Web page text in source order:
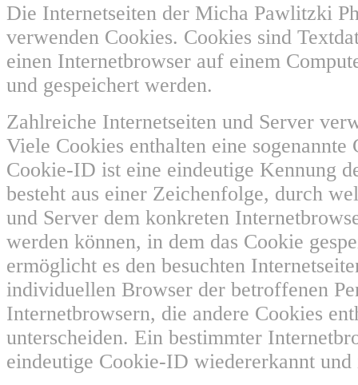
Die Internetseiten der Micha Pawlitzki
verwenden Cookies. Cookies sind
einen Internetbrowser auf einem
und gespeichert werden.
Zahlreiche Internetseiten und Server
Viele Cookies enthalten eine
Cookie-ID ist eine eindeutige Kennung
besteht aus einer Zeichenfolge, durch
und Server dem konkreten
werden können, in dem das Cookie
ermöglicht es den besuchten
individuellen Browser der betroffenen
Internetbrowsern, die andere Cookies
unterscheiden. Ein bestimmter
eindeutige Cookie-ID wiedererkannt